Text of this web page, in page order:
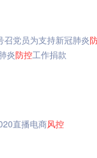
党员为支持新冠肺炎
炎防控工作捐款
直播电商风控